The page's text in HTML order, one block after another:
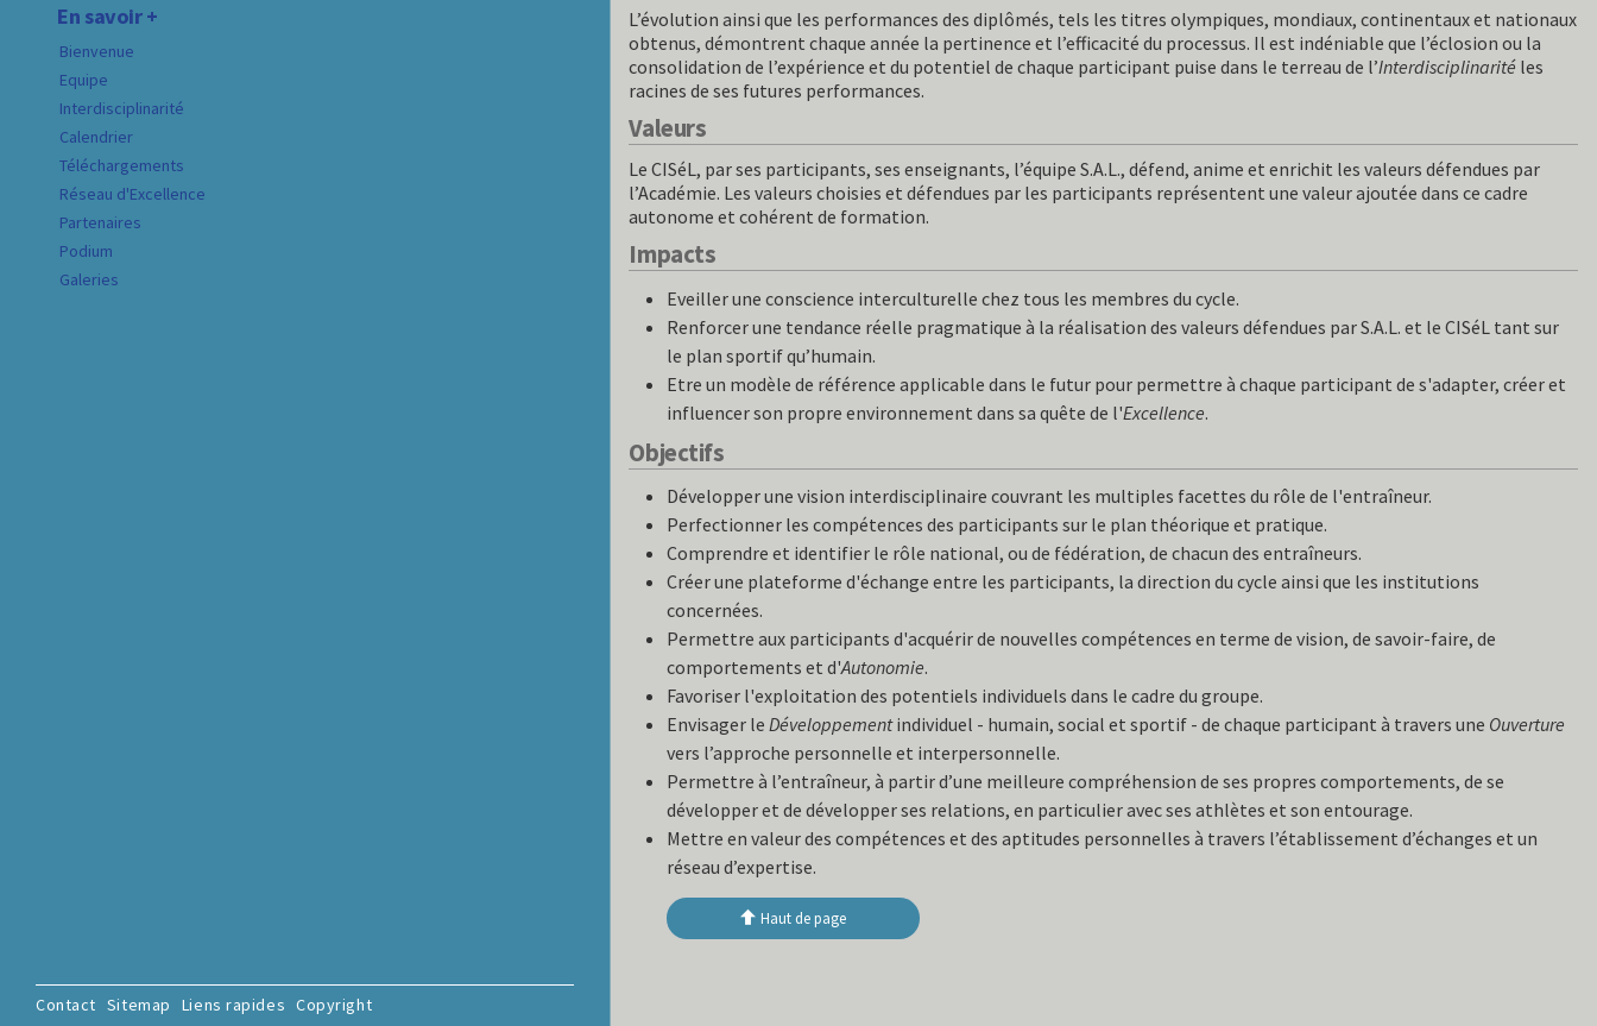
En savoir +
Bienvenue
Equipe
Interdisciplinarité
Calendrier
Téléchargements
Réseau d'Excellence
Partenaires
Podium
Galeries
L’évolution ainsi que les performances des diplômés, tels les titres olympiques, mondiaux, continentaux et nationaux
obtenus, démontrent chaque année la pertinence et l’efficacité du processus. Il est indéniable que l’éclosion ou la
consolidation de l’expérience et du potentiel de chaque participant puise dans le terreau de l’Interdisciplinarité les
racines de ses futures performances.
Valeurs
Le CISéL, par ses participants, ses enseignants, l’équipe S.A.L., défend, anime et enrichit les valeurs défendues par
l’Académie. Les valeurs choisies et défendues par les participants représentent une valeur ajoutée dans ce cadre
autonome et cohérent de formation.
Impacts
Eveiller une conscience interculturelle chez tous les membres du cycle.
Renforcer une tendance réelle pragmatique à la réalisation des valeurs défendues par S.A.L. et le CISéL tant sur
le plan sportif qu’humain.
Etre un modèle de référence applicable dans le futur pour permettre à chaque participant de s'adapter, créer et
influencer son propre environnement dans sa quête de l'Excellence.
Objectifs
Développer une vision interdisciplinaire couvrant les multiples facettes du rôle de l'entraîneur.
Perfectionner les compétences des participants sur le plan théorique et pratique.
Comprendre et identifier le rôle national, ou de fédération, de chacun des entraîneurs.
Créer une plateforme d'échange entre les participants, la direction du cycle ainsi que les institutions
concernées.
Permettre aux participants d'acquérir de nouvelles compétences en terme de vision, de savoir-faire, de
comportements et d'Autonomie.
Favoriser l'exploitation des potentiels individuels dans le cadre du groupe.
Envisager leDéveloppementindividuel - humain, social et sportif - de chaque participant à travers une Ouverture
vers l’approche personnelle et interpersonnelle.
Permettre à l’entraîneur, à partir d’une meilleure compréhension de ses propres comportements, de se
développer et de développer ses relations, en particulier avec ses athlètes et son entourage.
Mettre en valeur des compétences et des aptitudes personnelles à travers l’établissement d’échanges et un
réseau d’expertise.
Haut de page
Contact Sitemap Liens rapides Copyright